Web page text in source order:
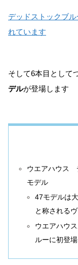
デッドストックブ
れています
そして6本目として
デルが登場します
ウエアハウス
モデル
47モデルは
と称される
ウエアハウ
ルーに初登場